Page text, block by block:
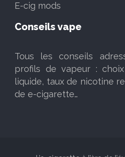
E-cig mods
Conseils vape
Tous les conseils
profils de vapeur : choix
liquide, taux de nicotine
de e-cigarette…